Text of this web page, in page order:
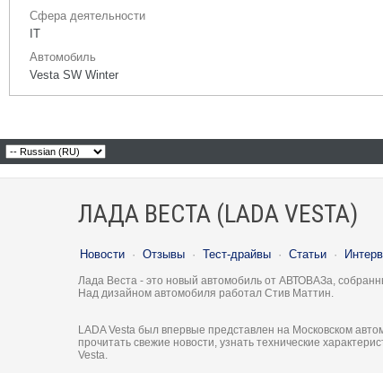
Сфера деятельности
IT
Автомобиль
Vesta SW Winter
ЛАДА ВЕСТА (LADA VESTA)
Новости · Отзывы · Тест-драйвы · Статьи ·
Лада Веста - это новый автомобиль от АВТОВАЗа,
Над дизайном автомобиля работал Стив Маттин.
LADA Vesta был впервые представлен на Московском
прочитать свежие новости, узнать технические
Vesta.